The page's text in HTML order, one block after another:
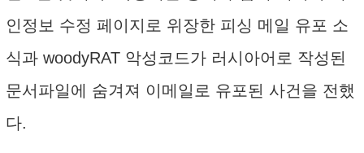
인정보 수정 페이지로 위장한 피싱 메일 유포 소
식과 woodyRAT 악성코드가 러시아어로 작성된
문서파일에 숨겨져 이메일로 유포된 사건을 전했
다.